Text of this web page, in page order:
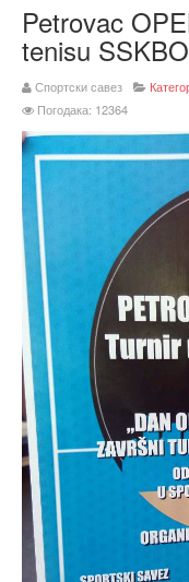
Petrovac
tenisu
Спортски савез
Погодака: 12364